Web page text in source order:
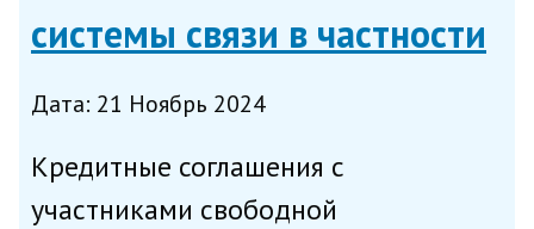
системы связи в частности
Дата: 21 Ноябрь 2024
Кредитные соглашения с
участниками свободной